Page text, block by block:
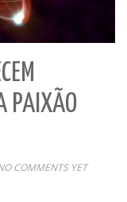
PAIXÃO
COMMENTS YET